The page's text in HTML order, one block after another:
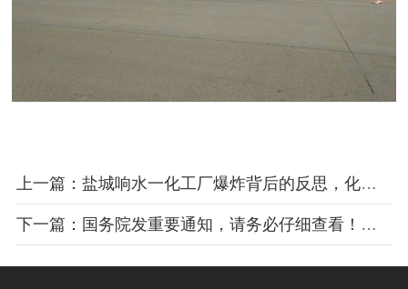
上一篇：盐城响水一化工厂爆炸背后的反思，化工企业需警醒！！！
下一篇：国务院发重要通知，请务必仔细查看！！！